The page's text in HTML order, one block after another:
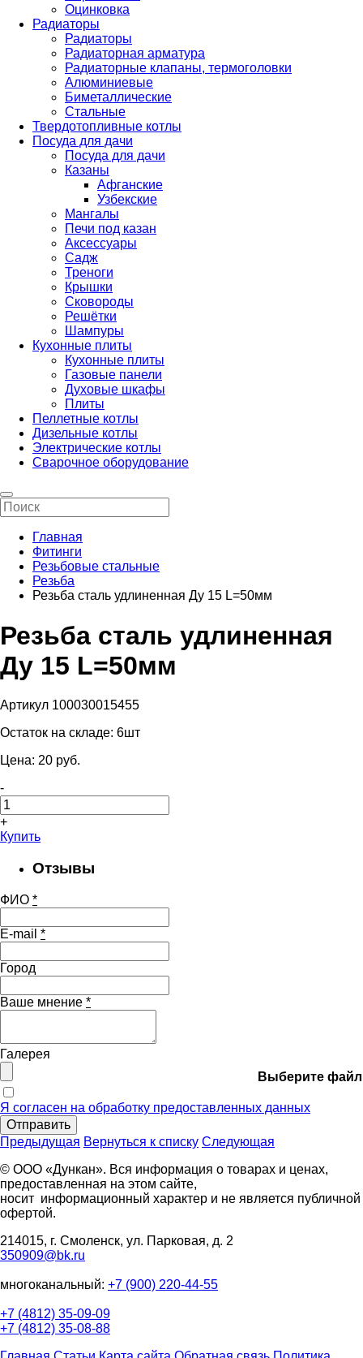
Оцинковка
Радиаторы
Радиаторы
Радиаторная арматура
Радиаторные клапаны, термоголовки
Алюминиевые
Биметаллические
Стальные
Твердотопливные котлы
Посуда для дачи
Посуда для дачи
Казаны
Афганские
Узбекские
Мангалы
Печи под казан
Аксессуары
Садж
Треноги
Крышки
Сковороды
Решётки
Шампуры
Кухонные плиты
Кухонные плиты
Газовые панели
Духовые шкафы
Плиты
Пеллетные котлы
Дизельные котлы
Электрические котлы
Сварочное оборудование
Главная
Фитинги
Резьбовые стальные
Резьба
Резьба сталь удлиненная Ду 15 L=50мм
Резьба сталь удлиненная
Ду 15 L=50мм
Артикул 100030015455
Остаток на складе: 6шт
Цена: 20 pуб.
-
+
Купить
Отзывы
ФИО *
E-mail *
Город
Ваше мнение *
Галерея
Выберите файл
Я согласен на обработку предоставленных данных
Отправить
Предыдущая Вернуться к списку Следующая
© ООО «Дункан». Вся информация о товарах и ценах,
предоставленная на этом сайте,
носит информационный характер и не является публичной
офертой.
214015, г. Смоленск, ул. Парковая, д. 2
350909@bk.ru
многоканальный: +7 (900) 220-44-55
+7 (4812) 35-09-09
+7 (4812) 35-08-88